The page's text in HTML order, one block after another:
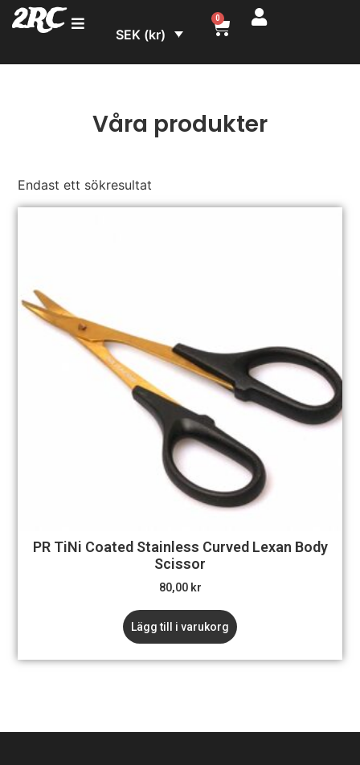
2RC SEK (kr)
0
Våra produkter
Endast ett sökresultat
PR TiNi Coated Stainless Curved Lexan Body
Scissor
80,00 kr
Lägg till i varukorg